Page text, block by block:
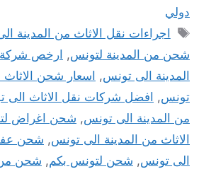
دولي
الوسوم
اجراءات نقل الاثاث من المدينة
شحن من المدينة لتونس, ارخص
المدينة الى تونس, اسعار شحن الاثاث
تونس, افضل شركات نقل الاثاث الى
من المدينة الى تونس, شحن اغراض
الاثاث من المدينة الى تونس, شحن
الى تونس, شحن لتونس بكم, شحن من